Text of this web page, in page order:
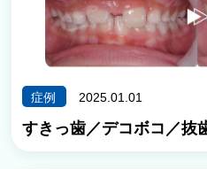
症例 2025.01.01
すきっ歯／デコボコ／抜